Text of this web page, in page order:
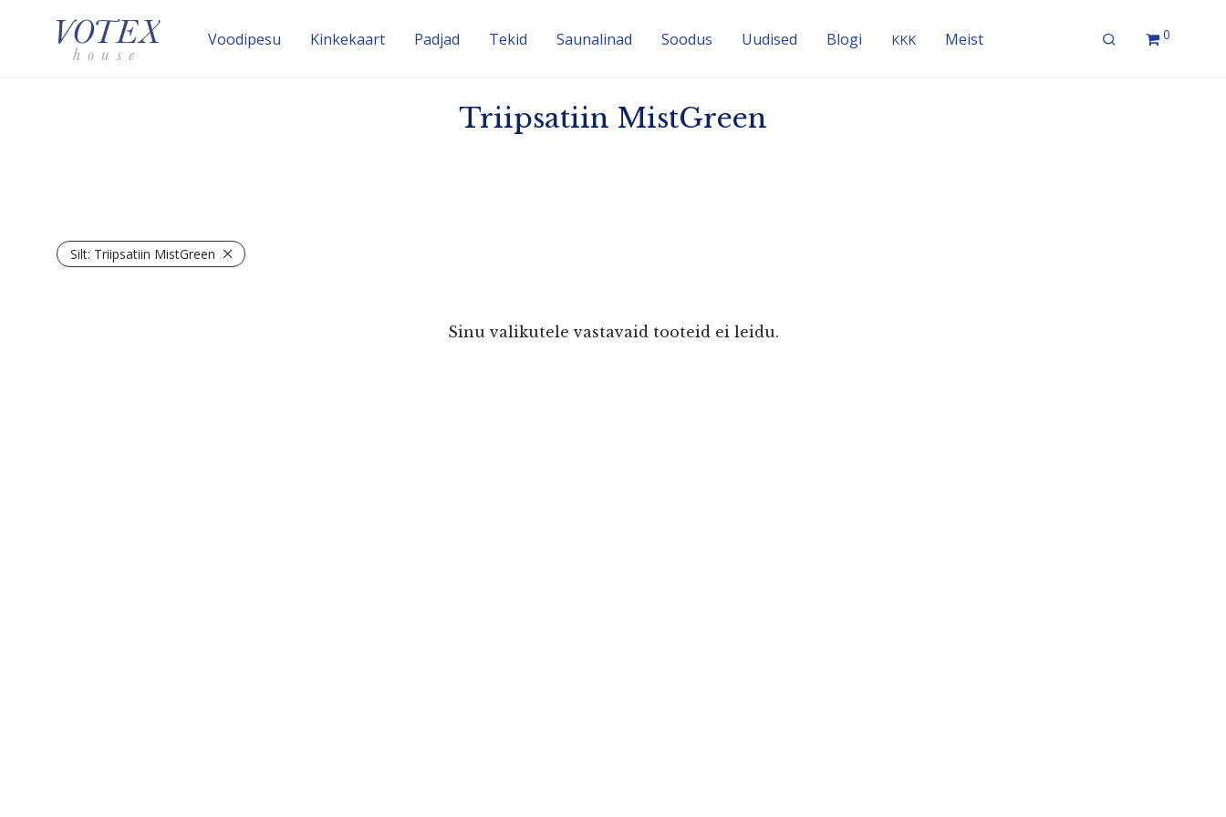
Voodipesu Kinke­kaart Padjad Tekid Sauna­linad Soodus Uudised Blogi KKK Meist 0
Triipsatiin MistGreen
Silt: Triipsatiin MistGreen
Sinu valikutele vastavaid tooteid ei leidu.